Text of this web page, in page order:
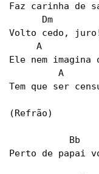
Faz carinha de
      Dm
Volto cedo,
     A
Ele nem
         A
Tem que ser
(Refrão)
Bb
Perto de papai